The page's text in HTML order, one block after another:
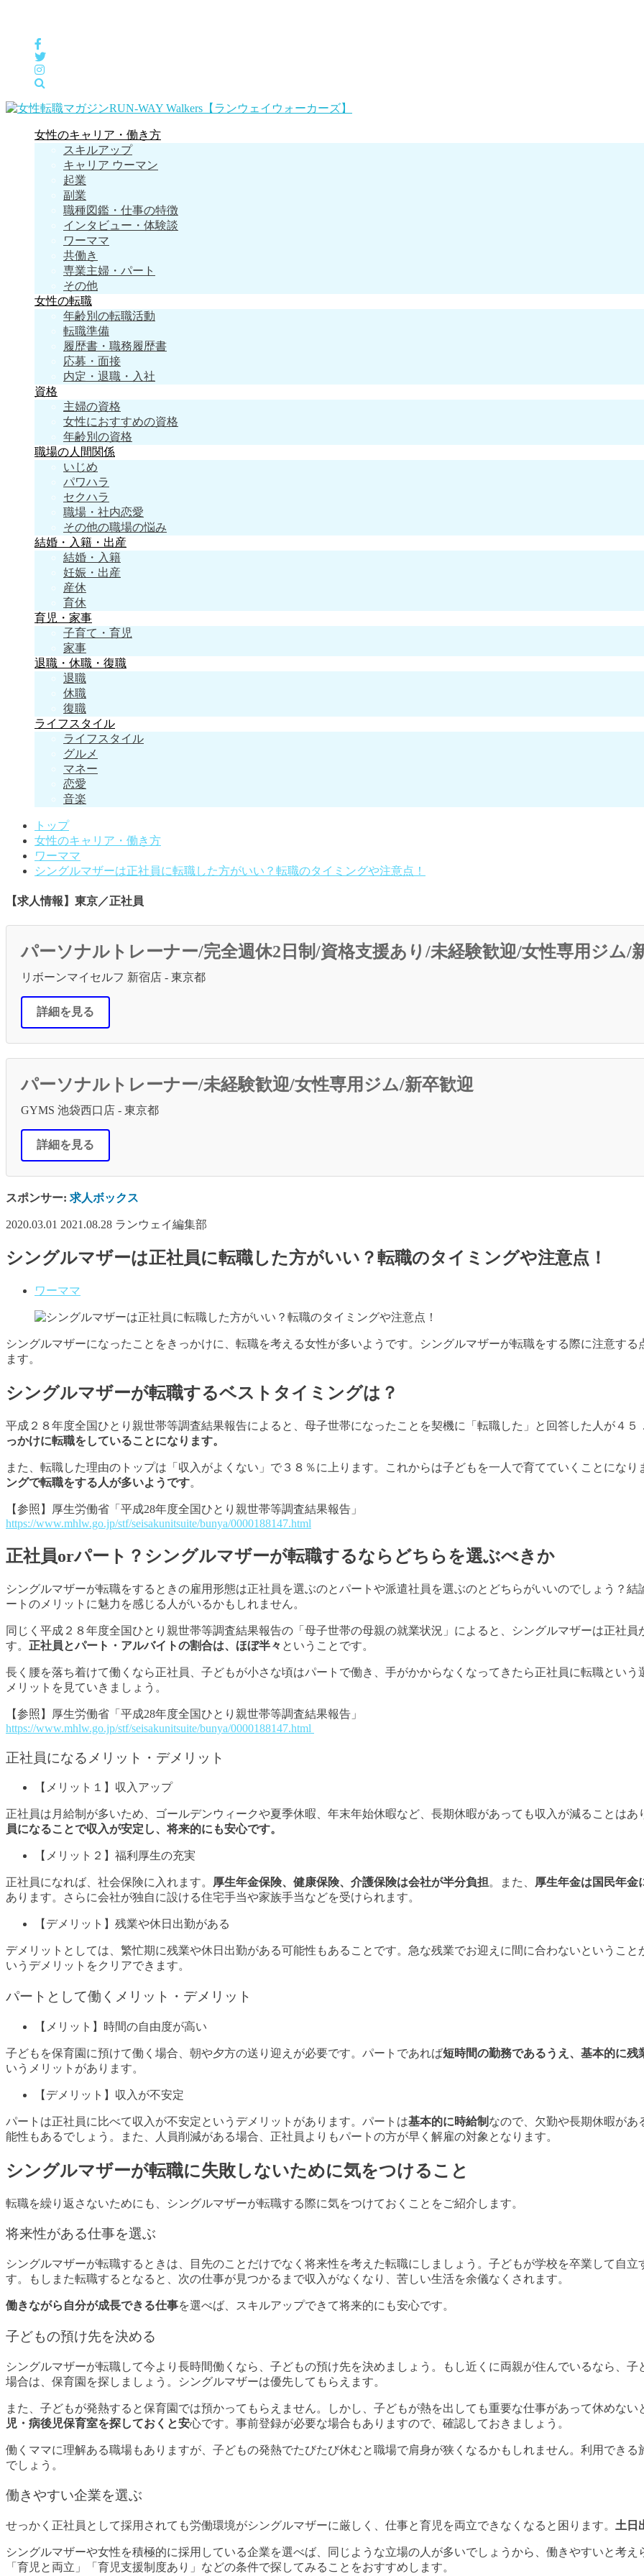
女性のキャリア・働き方
スキルアップ
キャリア ウーマン
起業
副業
職種図鑑・仕事の特徴
インタビュー・体験談
ワーママ
共働き
専業主婦・パート
その他
女性の転職
年齢別の転職活動
転職準備
履歴書・職務履歴書
応募・面接
内定・退職・入社
資格
主婦の資格
女性におすすめの資格
年齢別の資格
職場の人間関係
いじめ
パワハラ
セクハラ
職場・社内恋愛
その他の職場の悩み
結婚・入籍・出産
結婚・入籍
妊娠・出産
産休
育休
育児・家事
子育て・育児
家事
退職・休職・復職
退職
休職
復職
ライフスタイル
ライフスタイル
グルメ
マネー
恋愛
音楽
トップ
女性のキャリア・働き方
ワーママ
シングルマザーは正社員に転職した方がいい？転職のタイミングや注意点！
【求人情報】東京／正社員
パーソナルトレーナー/完全週休2日制/資格支援あり/未経験歓迎/女性専用ジム/
リボーンマイセルフ 新宿店 - 東京都
詳細を見る
パーソナルトレーナー/未経験歓迎/女性専用ジム/新卒歓迎
GYMS 池袋西口店 - 東京都
詳細を見る
スポンサー: 求人ボックス
2020.03.01 2021.08.28 ランウェイ編集部
シングルマザーは正社員に転職した方がいい？転職のタイミングや注意点！
ワーママ
シングルマザーになったことをきっかけに、転職を考える女性が多いようです。シングルマザーが転職をする際に注意す
ます。
シングルマザーが転職するベストタイミングは？
平成２８年度全国ひとり親世帯等調査結果報告によると、母子世帯になったことを契機に「転職した」と回答した人が４５
っかけに転職をしていることになります。
また、転職した理由のトップは「収入がよくない」で３８％に上ります。これからは子どもを一人で育てていくことになり
ングで転職をする人が多いようです。
【参照】厚生労働省「平成28年度全国ひとり親世帯等調査結果報告」
https://www.mhlw.go.jp/stf/seisakunitsuite/bunya/0000188147.html
正社員orパート？シングルマザーが転職するならどちらを選ぶべきか
シングルマザーが転職をするときの雇用形態は正社員を選ぶのとパートや派遣社員を選ぶのとどちらがいいのでしょう？結
ートのメリットに魅力を感じる人がいるかもしれません。
同じく平成２８年度全国ひとり親世帯等調査結果報告の「母子世帯の母親の就業状況」によると、シングルマザーは正社
す。 正社員とパート・アルバイトの割合は、ほぼ半々 ということです。
長く腰を落ち着けて働くなら正社員、子どもが小さな頃はパートで働き、手がかからなくなってきたら正社員に転職とい
メリットを見ていきましょう。
【参照】厚生労働省「平成28年度全国ひとり親世帯等調査結果報告」
https://www.mhlw.go.jp/stf/seisakunitsuite/bunya/0000188147.html
正社員になるメリット・デメリット
【メリット１】収入アップ
正社員は月給制が多いため、ゴールデンウィークや夏季休暇、年末年始休暇など、長期休暇があっても収入が減ることは
員になることで収入が安定し、将来的にも安心です。
【メリット２】福利厚生の充実
正社員になれば、社会保険に入れます。 厚生年金保険、健康保険、介護保険は会社が半分負担。また、 厚生年金は国民年金
あります。さらに会社が独自に設ける住宅手当や家族手当などを受けられます。
【デメリット】残業や休日出勤がある
デメリットとしては、繁忙期に残業や休日出勤がある可能性もあることです。急な残業でお迎えに間に合わないというこ
いうデメリットをクリアできます。
パートとして働くメリット・デメリット
【メリット】時間の自由度が高い
子どもを保育園に預けて働く場合、朝や夕方の送り迎えが必要です。パートであれば短時間の勤務であるうえ、基本的に残
いうメリットがあります。
【デメリット】収入が不安定
パートは正社員に比べて収入が不安定というデメリットがあります。パートは基本的に時給制 なので、欠勤や長期休暇が
能性もあるでしょう。また、人員削減がある場合、正社員よりもパートの方が早く解雇の対象となります。
シングルマザーが転職に失敗しないために気をつけること
転職を繰り返さないためにも、シングルマザーが転職する際に気をつけておくことをご紹介します。
将来性がある仕事を選ぶ
シングルマザーが転職するときは、目先のことだけでなく将来性を考えた転職にしましょう。子どもが学校を卒業して自立
す。もしまた転職するとなると、次の仕事が見つかるまで収入がなくなり、苦しい生活を余儀なくされます。
働きながら自分が成長できる仕事を選べば、スキルアップできて将来的にも安心です。
子どもの預け先を決める
シングルマザーが転職して今より長時間働くなら、子どもの預け先を決めましょう。もし近くに両親が住んでいるなら、
場合は、保育園を探しましょう。シングルマザーは優先してもらえます。
また、子どもが発熱すると保育園では預かってもらえません。しかし、子どもが熱を出しても重要な仕事があって休めな
児・病後児保育室を探しておくと安心です。事前登録が必要な場合もありますので、確認しておきましょう。
働くママに理解ある職場もありますが、子どもの発熱でたびたび休むと職場で肩身が狭くなるかもしれません。利用でき
でしょう。
働きやすい企業を選ぶ
せっかく正社員として採用されても労働環境がシングルマザーに厳しく、仕事と育児を両立できなくなると困ります。 土日
シングルマザーや女性を積極的に採用している企業を選べば、同じような立場の人が多いでしょうから、働きやすいと考
「育児と両立」「育児支援制度あり」などの条件で探してみることをおすすめします。